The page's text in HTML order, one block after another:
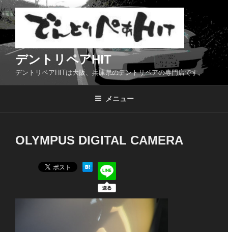
コ
ン
テ
ン
ツ
デントリペアHIT
デントリペアHITは大阪、兵庫県のデントリペアの専門店です。
メニュー
OLYMPUS DIGITAL CAMERA